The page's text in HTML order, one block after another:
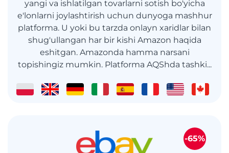
yangi va ishlatilgan tovarlarni sotish bo'yicha
e'lonlarni joylashtirish uchun dunyoga mashhur
platforma. U yoki bu tarzda onlayn xaridlar bilan
shug'ullangan har bir kishi Amazon haqida
eshitgan. Amazonda hamma narsani
topishingiz mumkin. Platforma AQShda tashki...
-65%